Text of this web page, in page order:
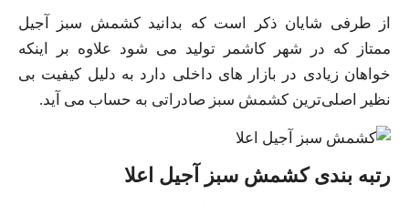
از طرفی شایان ذکر است که بدانید کشمش سبز آجیل
ممتاز که در شهر کاشمر تولید می‌ شود علاوه بر اینکه
خواهان زیادی در بازار های داخلی دارد به دلیل کیفیت بی‌
نظیر اصلی‌ترین کشمش سبز صادراتی به حساب می‌ آید.
رتبه بندی کشمش سبز آجیل اعلا